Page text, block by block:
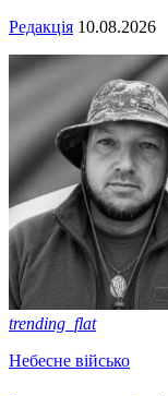
Редакція 10.08.2026
trending_flat
Небесне військо